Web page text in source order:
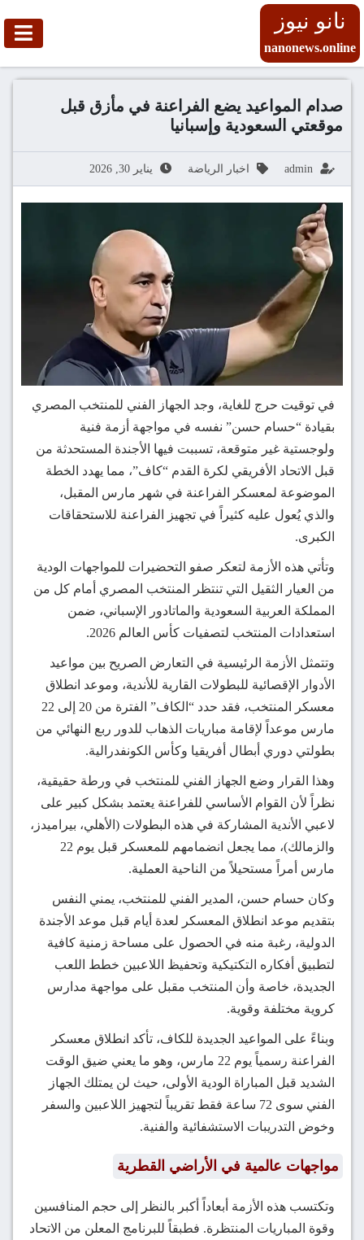
نانو نيوز
nanonews.online
صدام المواعيد يضع الفراعنة في مأزق قبل
موقعتي السعودية وإسبانيا
admin اخبار الرياضة يناير 30, 2026
في توقيت حرج للغاية، وجد الجهاز الفني للمنتخب المصري
بقيادة “حسام حسن” نفسه في مواجهة أزمة فنية
ولوجستية غير متوقعة، تسببت فيها الأجندة المستحدثة من
قبل الاتحاد الأفريقي لكرة القدم “كاف”، مما يهدد الخطة
الموضوعة لمعسكر الفراعنة في شهر مارس المقبل،
والذي يُعول عليه كثيراً في تجهيز الفراعنة للاستحقاقات
الكبرى.
وتأتي هذه الأزمة لتعكر صفو التحضيرات للمواجهات الودية
من العيار الثقيل التي تنتظر المنتخب المصري أمام كل من
المملكة العربية السعودية والماتادور الإسباني، ضمن
استعدادات المنتخب لتصفيات كأس العالم 2026.
وتتمثل الأزمة الرئيسية في التعارض الصريح بين مواعيد
الأدوار الإقصائية للبطولات القارية للأندية، وموعد انطلاق
معسكر المنتخب، فقد حدد “الكاف” الفترة من 20 إلى 22
مارس موعداً لإقامة مباريات الذهاب للدور ربع النهائي من
بطولتي دوري أبطال أفريقيا وكأس الكونفدرالية.
وهذا القرار وضع الجهاز الفني للمنتخب في ورطة حقيقية،
نظراً لأن القوام الأساسي للفراعنة يعتمد بشكل كبير على
لاعبي الأندية المشاركة في هذه البطولات (الأهلي، بيراميدز،
والزمالك)، مما يجعل انضمامهم للمعسكر قبل يوم 22
مارس أمراً مستحيلاً من الناحية العملية.
وكان حسام حسن، المدير الفني للمنتخب، يمني النفس
بتقديم موعد انطلاق المعسكر لعدة أيام قبل موعد الأجندة
الدولية، رغبة منه في الحصول على مساحة زمنية كافية
لتطبيق أفكاره التكتيكية وتحفيظ اللاعبين خطط اللعب
الجديدة، خاصة وأن المنتخب مقبل على مواجهة مدارس
كروية مختلفة وقوية.
وبناءً على المواعيد الجديدة للكاف، تأكد انطلاق معسكر
الفراعنة رسمياً يوم 22 مارس، وهو ما يعني ضيق الوقت
الشديد قبل المباراة الودية الأولى، حيث لن يمتلك الجهاز
الفني سوى 72 ساعة فقط تقريباً لتجهيز اللاعبين والسفر
وخوض التدريبات الاستشفائية والفنية.
مواجهات عالمية في الأراضي القطرية
وتكتسب هذه الأزمة أبعاداً أكبر بالنظر إلى حجم المنافسين
وقوة المباريات المنتظرة. فطبقاً للبرنامج المعلن من الاتحاد